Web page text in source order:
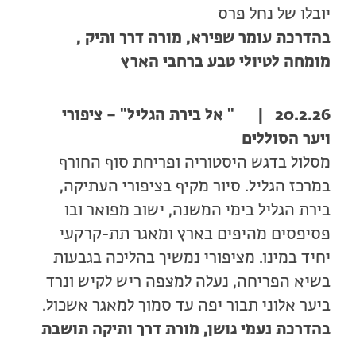
יובלו של נחל פרס
בהדרכת עומר שפירא, מורה דרך ותיק ,
מומחה לטיולי טבע ברחבי הארץ
20.2.26 | " אל בירת הגליל" – ציפורי
ויער הסוללים
מסלול בדגש היסטוריה ופריחת סוף החורף
במרכז הגליל. סיור מקיף בציפורי העתיקה,
בירת הגליל בימי המשנה, ישוב מפואר ובו
פסיפסים מהיפים בארץ ומאגר תת-קרקעי
יחיד במינו. מציפורי נמשיך בהליכה בגבעות
בשיא הפריחה, נעלה למצפה ריש לקיש ונרד
ביער אלוני תבור יפה עד סמוך למאגר אשכול.
בהדרכת נעמי גושן, מורת דרך ותיקה תושבת